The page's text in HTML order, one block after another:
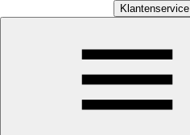
Klantenservice